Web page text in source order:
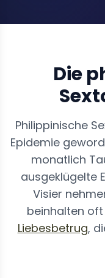
Die
Philippinische
Epidemie
monatlich
ausgeklügelte
Visier
beinhalten oft
Liebesbetrug,